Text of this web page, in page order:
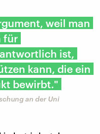
weil man
für
ist,
kann, die ein
bewirbt."
an der Uni